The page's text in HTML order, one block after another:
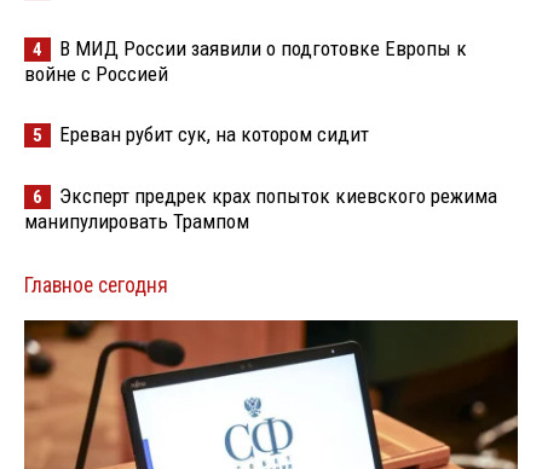
4
В МИД России заявили о подготовке Европы к
войне с Россией
5 Ереван рубит сук, на котором сидит
6
Эксперт предрек крах попыток киевского режима
манипулировать Трампом
Главное сегодня